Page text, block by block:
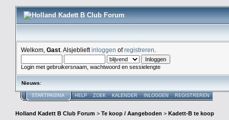
Welkom, Gast . Alsjeblieftinloggen ofregistreren
Login met gebruikersnaam, wachtwoord en sessielengte
Nieuws:
STARTPAGINA HELP ZOEK KALENDER INLOGGEN REGISTREREN
Holland Kadett B Club Forum > Te koop / Aangeboden > Kadett-B te koop